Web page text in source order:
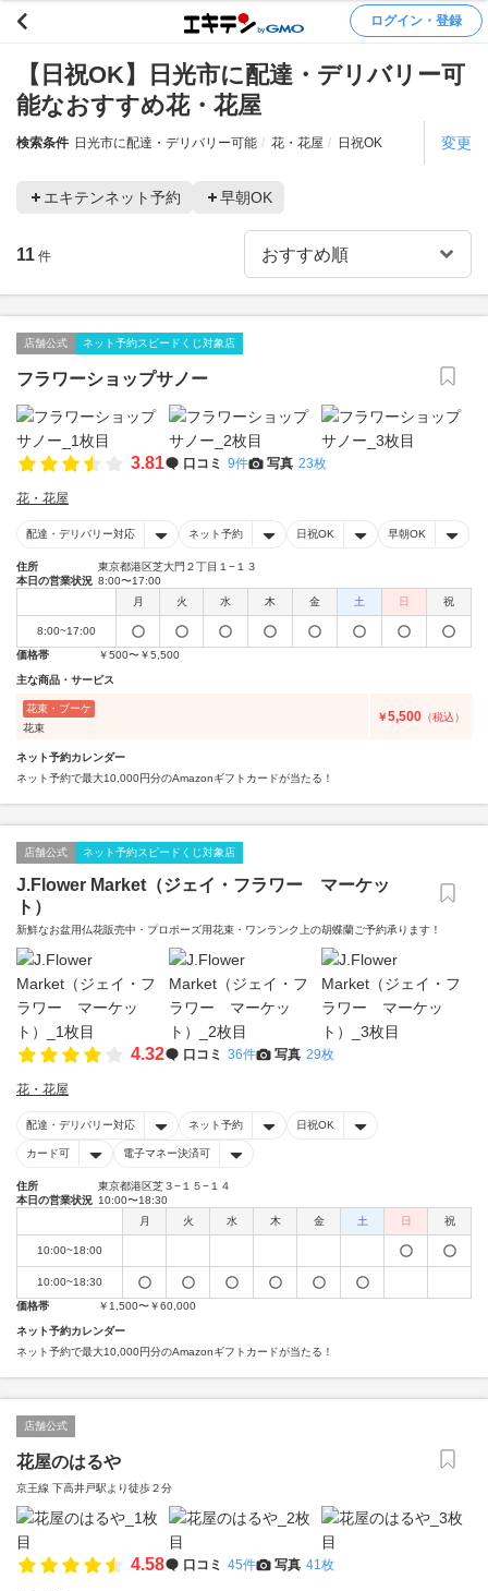
ログイン・登録
【日祝OK】日光市に配達・デリバリー可
能なおすすめ花・花屋
検索条件 日光市に配達・デリバリー可能 花・花屋 日祝OK 変更
エキテンネット予約 早朝OK
11 件
店舗公式 ネット予約スピードくじ対象店
フラワーショップサノー
3.81 口コミ 9件 写真 23枚
花・花屋
配達・デリバリー対応 ネット予約 日祝OK 早朝OK
住所
東京都港区芝大門２丁目１−１３
本日の営業状況 8:00〜17:00
月
火 水 木 金 土 日 祝
8:00~17:00
価格帯
￥500〜￥5,500
主な商品・サービス
花束・ブーケ
花束
￥5,500 （税込）
ネット予約カレンダー
ネット予約で最大10,000円分のAmazonギフトカードが当たる！
店舗公式 ネット予約スピードくじ対象店
J.Flower Market（ジェイ・フラワー マーケッ
ト）
新鮮なお盆用仏花販売中・プロポーズ用花束・ワンランク上の胡蝶蘭ご予約承ります！
4.32 口コミ 36件 写真 29枚
花・花屋
配達・デリバリー対応 ネット予約 日祝OK
カード可 電子マネー決済可
住所
東京都港区芝３−１５−１４
本日の営業状況 10:00〜18:30
月
火 水 木 金 土 日 祝
10:00~18:00
10:00~18:30
価格帯
￥1,500〜￥60,000
ネット予約カレンダー
ネット予約で最大10,000円分のAmazonギフトカードが当たる！
店舗公式
花屋のはるや
京王線 下高井戸駅より徒歩２分
4.58 口コミ 45件 写真 41枚